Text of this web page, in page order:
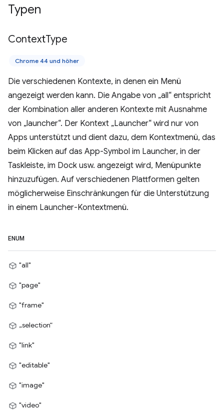
Typen
ContextType
Chrome 44 und höher
Die verschiedenen Kontexte, in denen ein Menü
angezeigt werden kann. Die Angabe von „all“ entspricht
der Kombination aller anderen Kontexte mit Ausnahme
von „launcher“. Der Kontext „Launcher“ wird nur von
Apps unterstützt und dient dazu, dem Kontextmenü, das
beim Klicken auf das App-Symbol im Launcher, in der
Taskleiste, im Dock usw. angezeigt wird, Menüpunkte
hinzuzufügen. Auf verschiedenen Plattformen gelten
möglicherweise Einschränkungen für die Unterstützung
in einem Launcher-Kontextmenü.
ENUM
"all"
"page"
"frame"
„selection“
"link"
"editable"
"image"
"video"